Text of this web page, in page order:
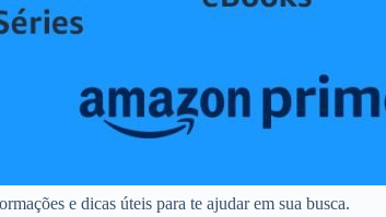
e dicas úteis para te ajudar em sua busca.